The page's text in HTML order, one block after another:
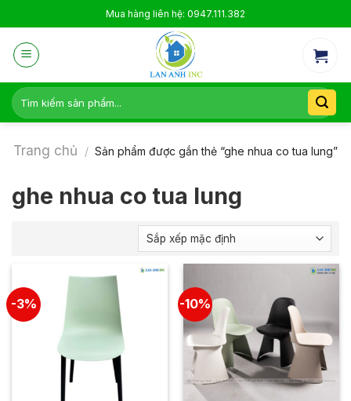
to
content
Mua hàng liên hệ: 0947.111.382
Tìm
kiếm:
Trang chủ / Sản phẩm được gắn thẻ “ghe nhua co tua lung”
ghe nhua co tua lung
-3% -10%